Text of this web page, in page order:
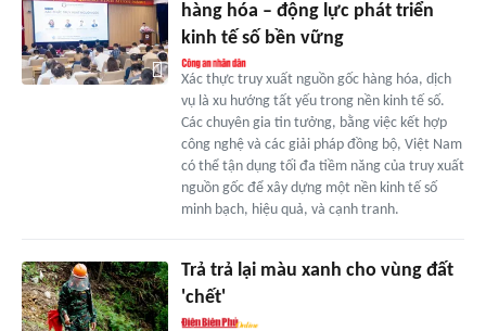
hàng hóa – động lực phát triển
kinh tế số bền vững
Xác thực truy xuất nguồn gốc hàng hóa, dịch
vụ là xu hướng tất yếu trong nền kinh tế số.
Các chuyên gia tin tưởng, bằng việc kết hợp
công nghệ và các giải pháp đồng bộ, Việt Nam
có thể tận dụng tối đa tiềm năng của truy xuất
nguồn gốc để xây dựng một nền kinh tế số
minh bạch, hiệu quả, và cạnh tranh.
Trả trả lại màu xanh cho vùng đất
'chết'